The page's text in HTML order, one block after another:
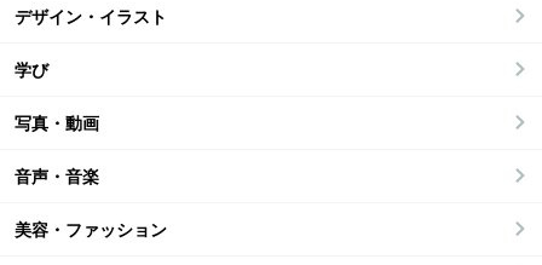
デザイン・イラスト
学び
写真・動画
音声・音楽
美容・ファッション